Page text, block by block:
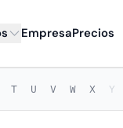
EmpresaPrecios
T U V W X Y